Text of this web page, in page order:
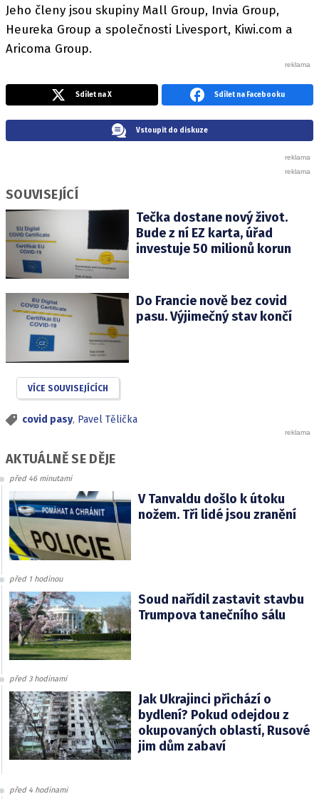
Jeho členy jsou skupiny Mall Group, Invia Group,
Heureka Group a společnosti Livesport, Kiwi.com a
Aricoma Group.
Sdílet na X Sdílet na Facebooku
Vstoupit do diskuze
SOUVISEJÍCÍ
Tečka dostane nový život.
Bude z ní EZ karta, úřad
investuje 50 milionů korun
Do Francie nově bez covid
pasu. Výjimečný stav končí
VÍCE SOUVISEJÍCÍCH
covid pasy, Pavel Tělička
AKTUÁLNĚ SE DĚJE
před 46 minutami
V Tanvaldu došlo k útoku
nožem. Tři lidé jsou zranění
před 1 hodinou
Soud nařídil zastavit stavbu
Trumpova tanečního sálu
před 3 hodinami
Jak Ukrajinci přichází o
bydlení? Pokud odejdou z
okupovaných oblastí, Rusové
jim dům zabaví
před 4 hodinami